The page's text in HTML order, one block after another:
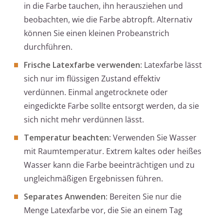
in die Farbe tauchen, ihn herausziehen und
beobachten, wie die Farbe abtropft. Alternativ
können Sie einen kleinen Probeanstrich
durchführen.
Frische Latexfarbe verwenden: Latexfarbe lässt
sich nur im flüssigen Zustand effektiv
verdünnen. Einmal angetrocknete oder
eingedickte Farbe sollte entsorgt werden, da sie
sich nicht mehr verdünnen lässt.
Temperatur beachten: Verwenden Sie Wasser
mit Raumtemperatur. Extrem kaltes oder heißes
Wasser kann die Farbe beeinträchtigen und zu
ungleichmäßigen Ergebnissen führen.
Separates Anwenden: Bereiten Sie nur die
Menge Latexfarbe vor, die Sie an einem Tag